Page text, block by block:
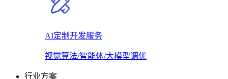
AI定制开发服务
视觉算法/智能体/大模型调优
行业方案